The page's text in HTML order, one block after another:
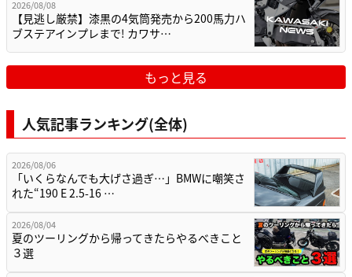
2026/08/08
【見逃し厳禁】漆黒の4気筒発売から200馬力ハ
ブステアインプレまで! カワサ…
もっと見る
人気記事ランキング(全体)
2026/08/06
「いくらなんでも大げさ過ぎ…」BMWに嘲笑さ
れた“190 E 2.5-16 …
2026/08/04
夏のツーリングから帰ってきたらやるべきこと
３選